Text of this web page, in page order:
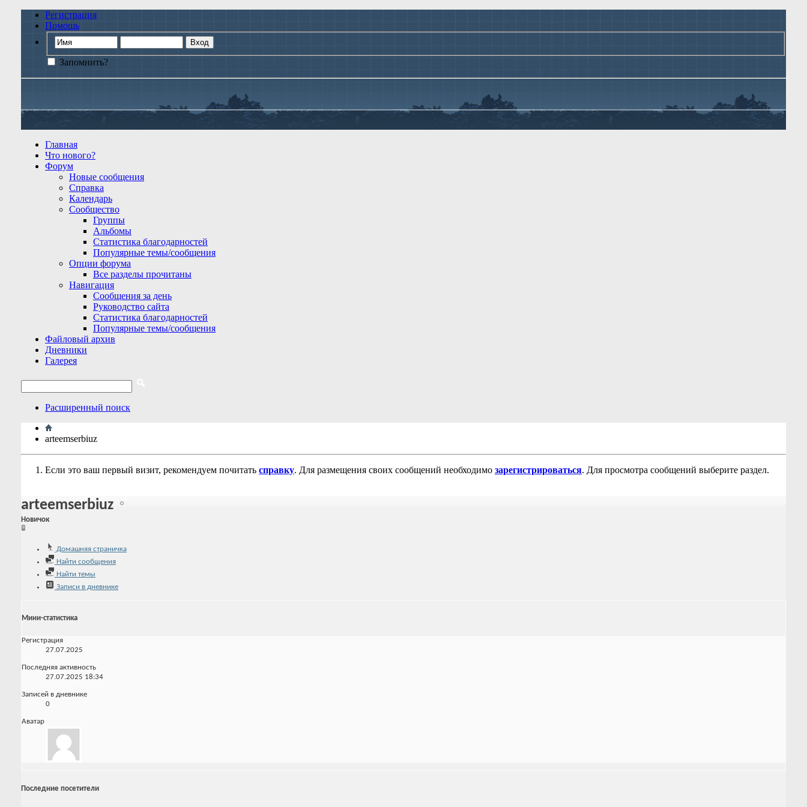
Регистрация
Помощь
Запомнить?
Главная
Что нового?
Форум
Новые сообщения
Справка
Календарь
Сообщество
Группы
Альбомы
Статистика благодарностей
Популярные темы/сообщения
Опции форума
Все разделы прочитаны
Навигация
Сообщения за день
Руководство сайта
Статистика благодарностей
Популярные темы/сообщения
Файловый архив
Дневники
Галерея
Расширенный поиск
arteemserbiuz
Если это ваш первый визит, рекомендуем почитать справку. Для размещения своих сообщений необходимо зарегистрироваться. Для просмотра сообщений выберите раздел.
arteemserbiuz
Новичок
Домашняя страничка
Найти сообщения
Найти темы
Записи в дневнике
Мини-статистика
Регистрация
27.07.2025
Последняя активность
27.07.2025 18:34
Записей в дневнике
0
Аватар
Последние посетители